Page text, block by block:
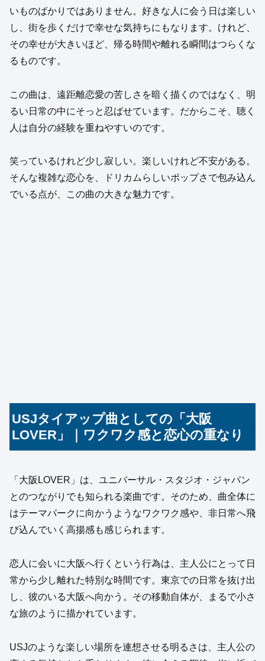
いものばかりではありません。好きな人に会う日は楽しい
し、街を歩くだけで幸せな気持ちにもなります。けれど、
その幸せが大きいほど、帰る時間や離れる瞬間はつらくな
るものです。
この曲は、遠距離恋愛の苦しさを暗く描くのではなく、明
るい日常の中にそっと忍ばせています。だからこそ、聴く
人は自分の経験を重ねやすいのです。
笑っているけれど少し寂しい。楽しいけれど不安がある。
そんな複雑な恋心を、ドリカムらしいポップさで包み込ん
でいる点が、この曲の大きな魅力です。
USJタイアップ曲としての「大阪
LOVER」｜ワクワク感と恋心の重なり
「大阪LOVER」は、ユニバーサル・スタジオ・ジャパン
とのつながりでも知られる楽曲です。そのため、曲全体に
はテーマパークに向かうようなワクワク感や、非日常へ飛
び込んでいく高揚感も感じられます。
恋人に会いに大阪へ行くという行為は、主人公にとって日
常から少し離れた特別な時間です。東京での日常を抜け出
し、彼のいる大阪へ向かう。その移動自体が、まるで小さ
な旅のように描かれています。
USJのような楽しい場所を連想させる明るさは、主人公の